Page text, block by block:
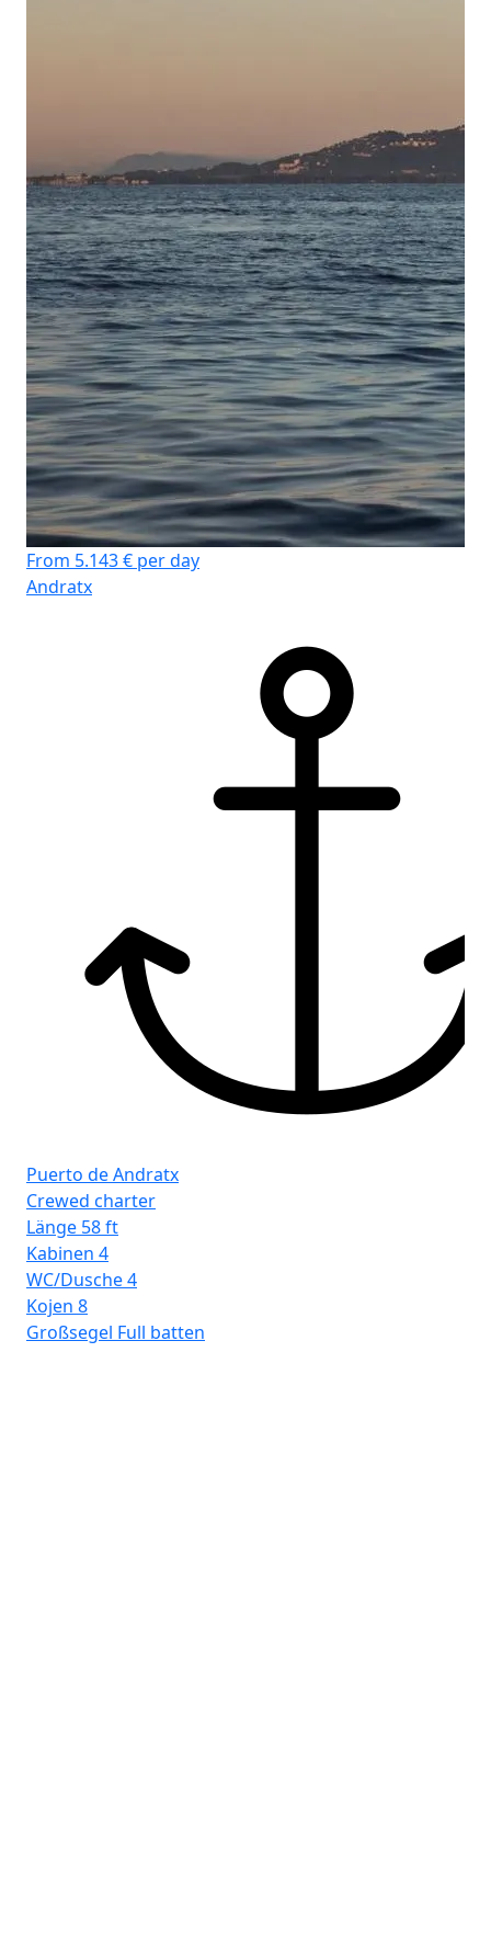
From 5.143 € per day
Andratx
Puerto de Andratx
Crewed charter
Länge 58 ft
Kabinen 4
WC/Dusche4
Kojen 8
Großsegel Full batten